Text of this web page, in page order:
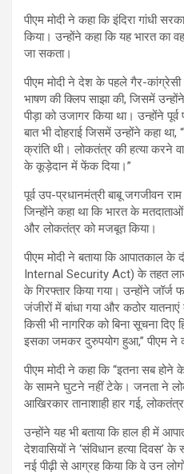
पीएम मोदी ने कहा कि इंदिरा गांधी
किया। उन्होंने कहा कि यह भारत का
जा सकता।
पीएम मोदी ने देश के पहले गैर-कांग्रेसी
भाषण की क्लिप साझा की, जिसमें
पीड़ा को उजागर किया था। उन्होंने
बात भी दोहराई जिसमें उन्होंने कहा था,
क्रांति थी। लोकतंत्र की हत्या करने
के कूड़ेदान में फेंक दिया।”
पूर्व उप-प्रधानमंत्री बाबू जगजीवन
जिन्होंने कहा था कि भारत के मतदाताओं
और लोकतंत्र को मजबूत किया।
पीएम मोदी ने बताया कि आपातकाल
Internal Security Act) के तहत
के गिरफ्तार किया गया। उन्होंने जॉर्ज
जंजीरों में बांधा गया और कठोर
किसी भी नागरिक को बिना सूचना
इसका जमकर दुरुपयोग हुआ,” पीएम ने
पीएम मोदी ने कहा कि “इतना सब होने
के सामने घुटने नहीं टेके। जनता ने
आखिरकार तानाशाही हार गई,
उन्होंने यह भी बताया कि हाल ही में
देशवासियों ने ‘संविधान हत्या दिवस’
नई पीढ़ी से आग्रह किया कि वे उन